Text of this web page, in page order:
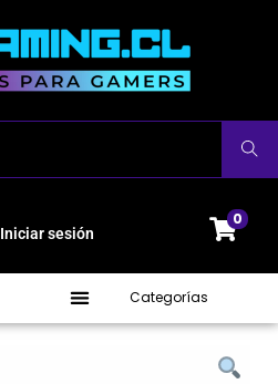
Buscar
Iniciar sesión
0
Categorías